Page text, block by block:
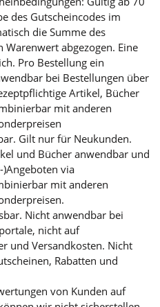
des Gutscheincodes im
die Summe des
Warenwert abgezogen. Eine
Pro Bestellung ein
bei Bestellungen über
Artikel, Bücher
mit anderen
Gilt nur für Neukunden.
und Bücher anwendbar und
via
mit anderen
Nicht anwendbar bei
nicht auf
und Versandkosten. Nicht
Rabatten und
von Kunden auf